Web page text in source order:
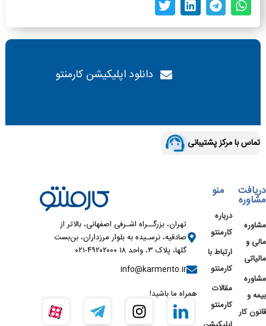
دانلود اپلیکیشن کارمنتو
تماس با مرکز پشتیبانی
دریافت
مشاوره
مشاوره
مالی و
مالیاتی
مشاوره
بیمه و
قانون کار
منو
درباره
کارمنتو
ارتباط با
کارمنتو
مقالات
کارمنتو
تهران، بزرگــراه اشـرفی اصفهانی، بالاتر از
صادقیه، نرسـیده به بلوار مرزداران، بن‌بست
گلها، پلاک ۳، واحد ۱۸ ۴۹۲۰۲۰۰۰-۰۲۱
info@karmento.ir
همراه ما باشید!